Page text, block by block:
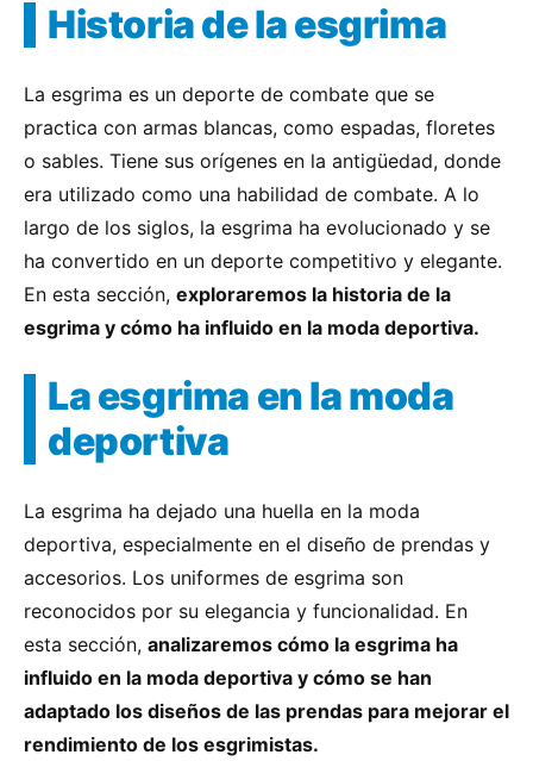
Historia de la esgrima
La esgrima es un deporte de combate que se
practica con armas blancas, como espadas, floretes
o sables. Tiene sus orígenes en la antigüedad, donde
era utilizado como una habilidad de combate. A lo
largo de los siglos, la esgrima ha evolucionado y se
ha convertido en un deporte competitivo y elegante.
En esta sección, exploraremos la historia de la
esgrima y cómo ha influido en la moda deportiva.
La esgrima en la moda
deportiva
La esgrima ha dejado una huella en la moda
deportiva, especialmente en el diseño de prendas y
accesorios. Los uniformes de esgrima son
reconocidos por su elegancia y funcionalidad. En
esta sección, analizaremos cómo la esgrima ha
influido en la moda deportiva y cómo se han
adaptado los diseños de las prendas para mejorar el
rendimiento de los esgrimistas.